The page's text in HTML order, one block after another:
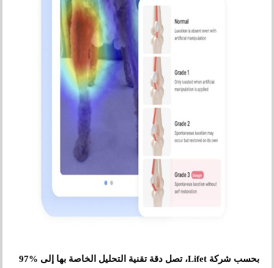
بحسب شركة Lifet، تصل دقة تقنية التحليل الخاصة بها إلى %97